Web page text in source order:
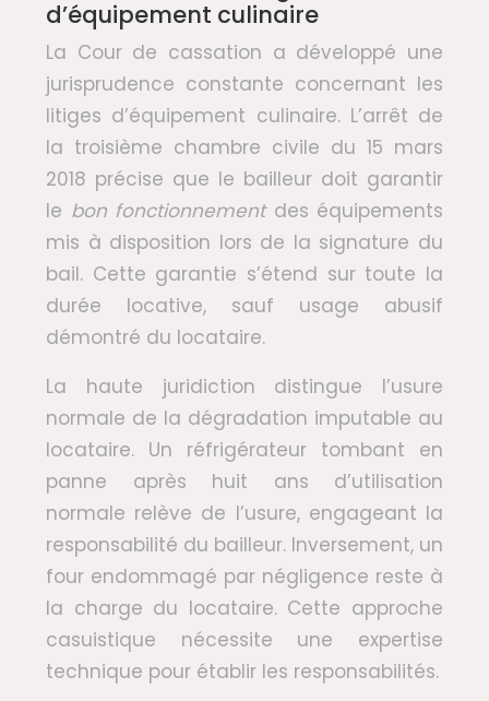
d’équipement culinaire
La Cour de cassation a développé une
jurisprudence constante concernant les
litiges d’équipement culinaire. L’arrêt de
la troisième chambre civile du 15 mars
2018 précise que le bailleur doit garantir
le bon fonctionnement des équipements
mis à disposition lors de la signature du
bail. Cette garantie s’étend sur toute la
durée locative, sauf usage abusif
démontré du locataire.
La haute juridiction distingue l’usure
normale de la dégradation imputable au
locataire. Un réfrigérateur tombant en
panne après huit ans d’utilisation
normale relève de l’usure, engageant la
responsabilité du bailleur. Inversement, un
four endommagé par négligence reste à
la charge du locataire. Cette approche
casuistique nécessite une expertise
technique pour établir les responsabilités.